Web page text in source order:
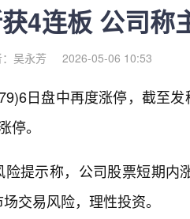
4连板 公司称
吴永芳 2026-05-06 10:53
日盘中再度涨停，截至
停。
险提示称，公司股票短期
交易风险，理性投资。